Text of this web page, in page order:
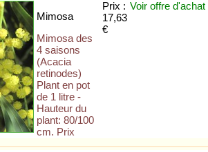
Mimosa
Mimosa des
4 saisons
(Acacia
retinodes)
Plant en pot
de 1 litre -
Hauteur du
plant: 80/100
cm. Prix
Prix :
17,63
€
Voir offre d'achat